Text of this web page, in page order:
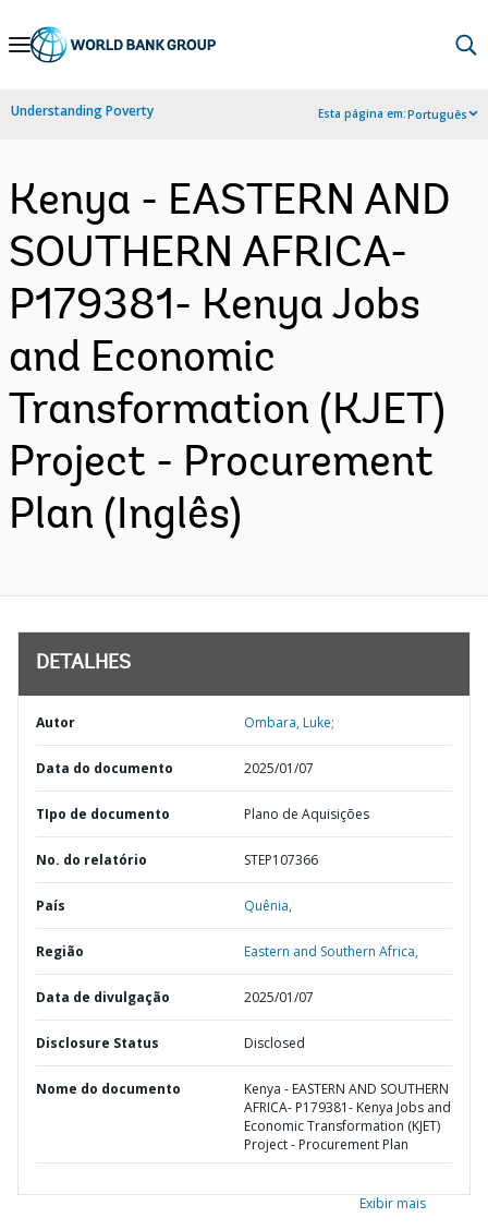
Skip
Navigation
Understanding Poverty Esta página em:Português
Kenya - EASTERN AND
SOUTHERN AFRICA-
P179381- Kenya Jobs
and Economic
Transformation (KJET)
Project - Procurement
Plan (Inglês)
DETALHES
Autor Ombara, Luke;
Data do documento 2025/01/07
TIpo de documento Plano de Aquisições
No. do relatório STEP107366
País Quênia,
Região Eastern and Southern Africa,
Data de divulgação 2025/01/07
Disclosure Status Disclosed
Nome do documento
Kenya - EASTERN AND SOUTHERN
AFRICA- P179381- Kenya Jobs and
Economic Transformation (KJET)
Project - Procurement Plan
Exibir mais